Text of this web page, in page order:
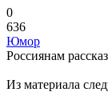
0
636
Юмор
Россиянам
Из материала